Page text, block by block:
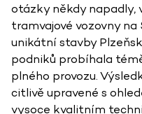
otázky někdy napadly,
tramvajové vozovny na
unikátní stavby
podniků probíhala
plného provozu.
citlivě upravené s
vysoce kvalitním